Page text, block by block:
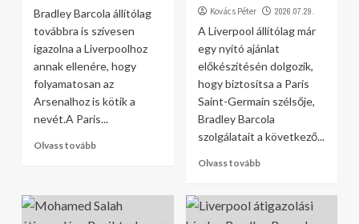
Bradley Barcola állítólag
továbbra is szívesen
igazolna a Liverpoolhoz
annak ellenére, hogy
folyamatosan az
Arsenalhoz is kötik a
nevét.A Paris...
Olvass tovább
Kovács Péter 2026.07.29.
A Liverpool állítólag már
egy nyitó ajánlat
előkészítésén dolgozik,
hogy biztosítsa a Paris
Saint-Germain szélsője,
Bradley Barcola
szolgálatait a következő...
Olvass tovább